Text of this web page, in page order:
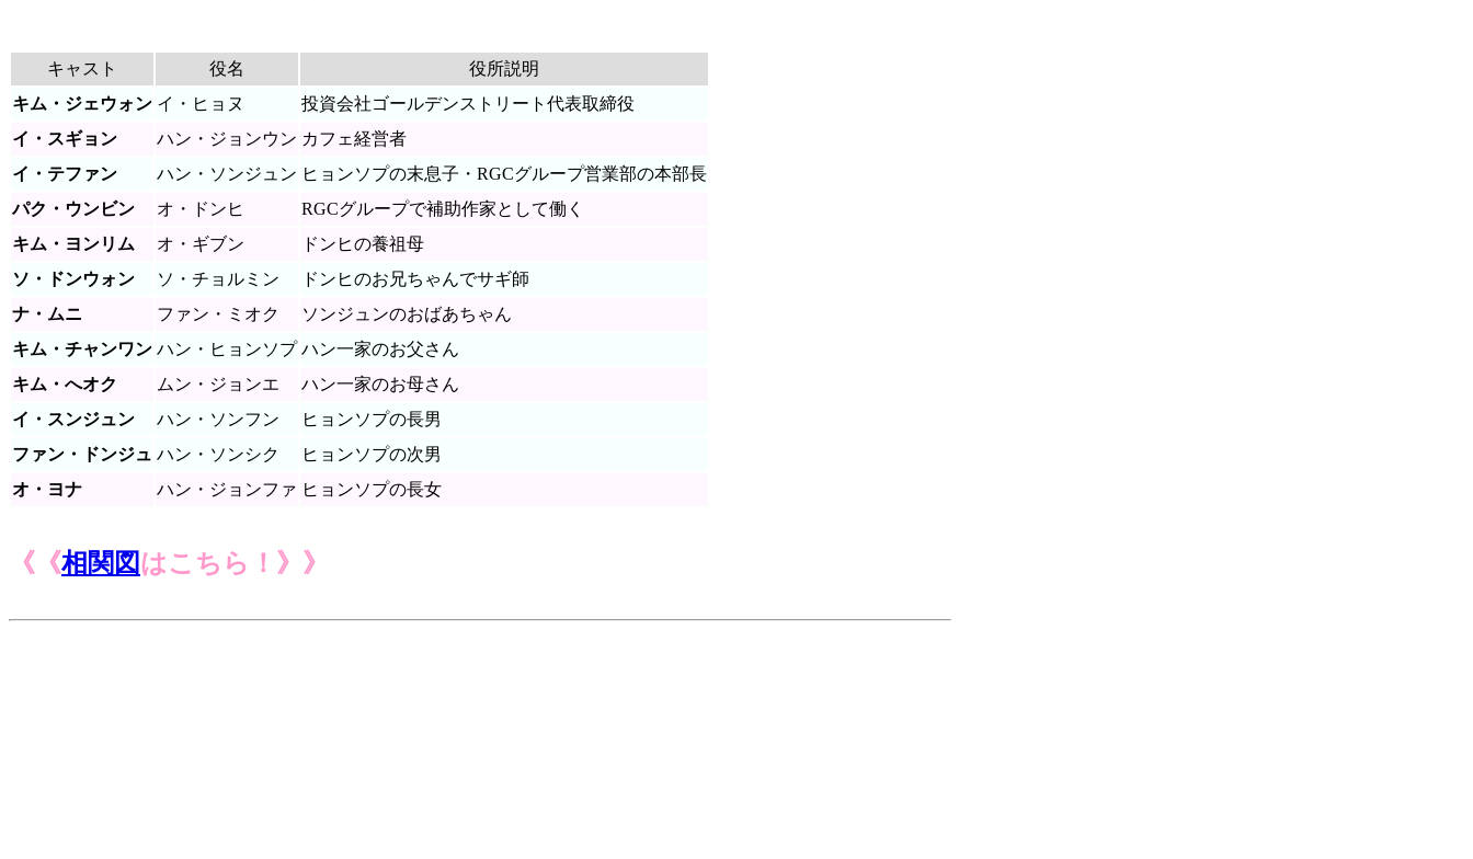
キャスト 役名
役所説明
キム・ジェウォン イ・ヒョヌ
投資会社ゴールデンストリート代表取締役
イ・スギョン
ハン・ジョンウン カフェ経営者
イ・テファン
ハン・ソンジュン ヒョンソプの末息子・RGCグループ営業部の本部長
パク・ウンビン
オ・ドンヒ
RGCグループで補助作家として働く
キム・ヨンリム
オ・ギブン
ドンヒの養祖母
ソ・ドンウォン
ソ・チョルミン
ドンヒのお兄ちゃんでサギ師
ナ・ムニ
ファン・ミオク
ソンジュンのおばあちゃん
キム・チャンワン ハン・ヒョンソプ ハン一家のお父さん
キム・へオク
ムン・ジョンエ
ハン一家のお母さん
イ・スンジュン
ハン・ソンフン
ヒョンソプの長男
ファン・ドンジュ ハン・ソンシク
ヒョンソプの次男
オ・ヨナ
ハン・ジョンファ ヒョンソプの長女
《《相関図はこちら！》》